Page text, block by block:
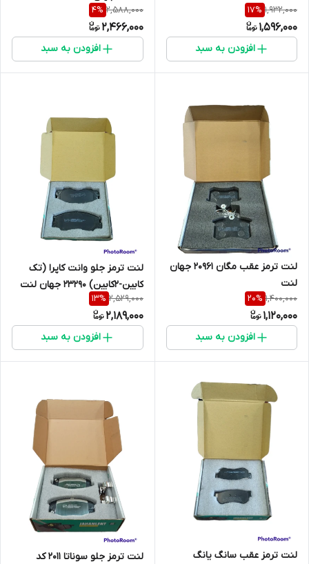
1,932,000
17%
1,596,000
افزودن به سبد
2,588,000
4%
2,466,000
افزودن به سبد
لنت ترمز عقب مگان 20961 جهان
لنت
1,400,000
20%
1,120,000
افزودن به سبد
لنت ترمز جلو وانت کاپرا (تک
کابین-2کابین) 23290 جهان لنت
2,529,000
13%
2,189,000
افزودن به سبد
لنت ترمز عقب سانگ یانگ
لنت ترمز جلو سوناتا 2011 کد